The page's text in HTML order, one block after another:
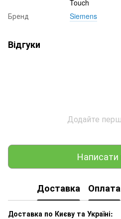
Touch
Бренд
Siemens
Відгуки
Додайте
Написати
Доставка Оплата
Доставка по Києву та Україні: